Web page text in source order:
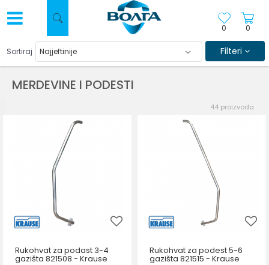
0
0
MERDEVINE I PODESTI
Sortiraj Filteri
44 proizvoda
Rukohvat za podast 3-4
gazišta 821508 - Krause
Rukohvat za podest 5-6
gazišta 821515 - Krause